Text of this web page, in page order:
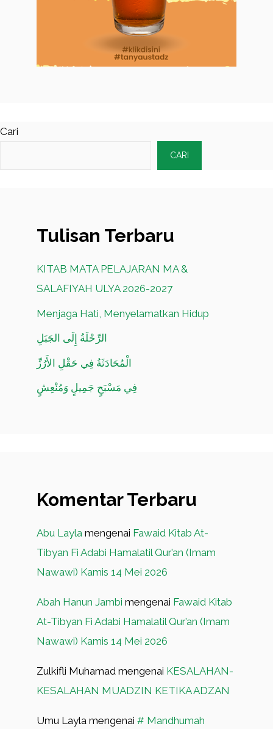
Cari
CARI
Tulisan Terbaru
KITAB MATA PELAJARAN MA &
SALAFIYAH ULYA 2026-2027
Menjaga Hati, Menyelamatkan Hidup
الرِّحْلَةُ إِلَى الجَبَلِ
الْمُحَادَثَةُ فِي حَقْلِ الأَرُزِّ
فِي مَسْبَحٍ جَمِيلٍ وَمُنْعِشٍ
Komentar Terbaru
Abu Layla mengenai Fawaid Kitab At-
Tibyan Fi Adabi Hamalatil Qur’an (Imam
Nawawi) Kamis 14 Mei 2026
Abah Hanun Jambi mengenai Fawaid Kitab
At-Tibyan Fi Adabi Hamalatil Qur’an (Imam
Nawawi) Kamis 14 Mei 2026
Zulkifli Muhamad mengenai KESALAHAN-
KESALAHAN MUADZIN KETIKA ADZAN
Umu Layla mengenai # Mandhumah